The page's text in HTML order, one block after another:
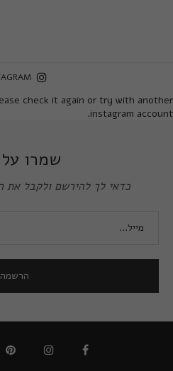
check it again or try with another
instagram account.
שמרו
כדאי לך להירשם ולקבל את